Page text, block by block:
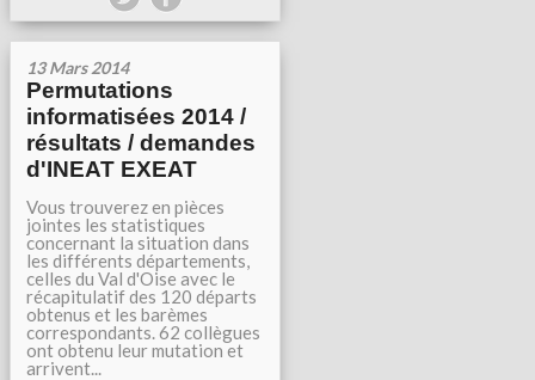
13 Mars 2014
Permutations
informatisées 2014 /
résultats / demandes
d'INEAT EXEAT
Vous trouverez en pièces
jointes les statistiques
concernant la situation dans
les différents départements,
celles du Val d'Oise avec le
récapitulatif des 120 départs
obtenus et les barèmes
correspondants. 62 collègues
ont obtenu leur mutation et
arrivent...